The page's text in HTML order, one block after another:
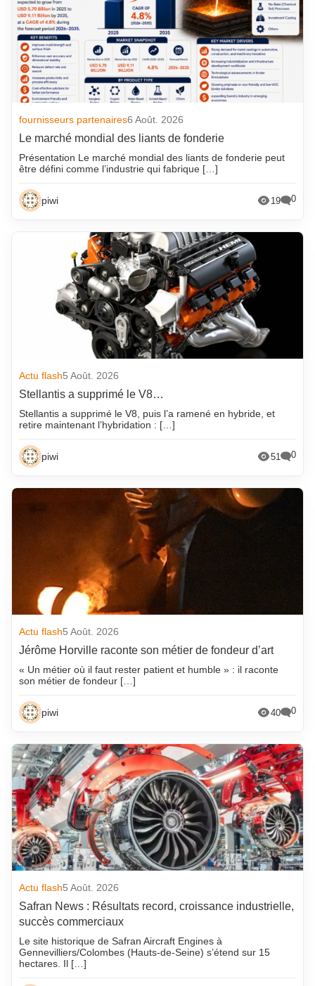
fournisseurs partenaires6 Août. 2026
Le marché mondial des liants de fonderie
Présentation Le marché mondial des liants de fonderie peut
être défini comme l’industrie qui fabrique […]
piwi 19 0
Actu flash5 Août. 2026
Stellantis a supprimé le V8…
Stellantis a supprimé le V8, puis l’a ramené en hybride, et
retire maintenant l’hybridation : […]
piwi 51 0
Actu flash5 Août. 2026
Jérôme Horville raconte son métier de fondeur d’art
« Un métier où il faut rester patient et humble » : il raconte
son métier de fondeur […]
piwi 40 0
Actu flash5 Août. 2026
Safran News : Résultats record, croissance industrielle,
succès commerciaux
Le site historique de Safran Aircraft Engines à
Gennevilliers/Colombes (Hauts-de-Seine) s’étend sur 15
hectares. Il […]